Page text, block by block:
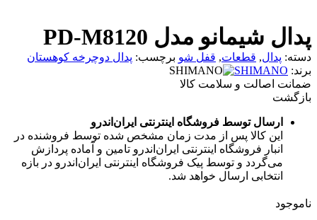
پدال شیمانو مدل PD-M8120
دسته: پدال, قطعات, قفل شو برچسب: پدال دوچرخه کوهستان
برند: SHIMANO
ضمانت اصالت و سلامت کالا
بازگشت
ارسال توسط فروشگاه اینترنتی ایران‌اندرو
این کالا پس از مدت زمان مشخص شده توسط فروشنده در
انبار فروشگاه اینترنتی ایران‌اندرو تامین و آماده پردازش
می‌گردد و توسط پیک فروشگاه اینترنتی ایران‌اندرو در بازه
انتخابی ارسال خواهد شد.
ناموجود